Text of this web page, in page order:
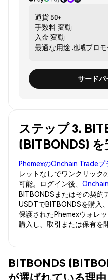
通貨 50+
手数料変動
入金 変動
最適な用途 地域プロ
サードパ
ステップ 3.
(BITBONDS)
PhemexのOnchain Tradeプ
レットなしでワンクリック
可能。ログイン後、
BITBONDSまたはその契約
USDTでBITBONDSを購入
保護されたPhemexウォレ
購入し、取引または保有を
BITBONDS